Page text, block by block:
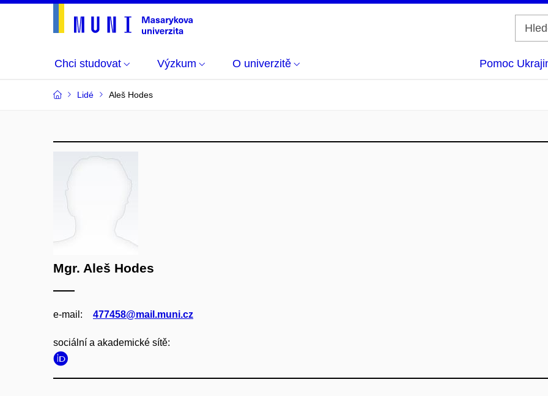
Chci studovat Výzkum O univerzitě Pomoc
Lidé Aleš Hodes
Mgr. Aleš Hodes
e‑mail: 477458@mail.muni.cz
sociální a akademické sítě: